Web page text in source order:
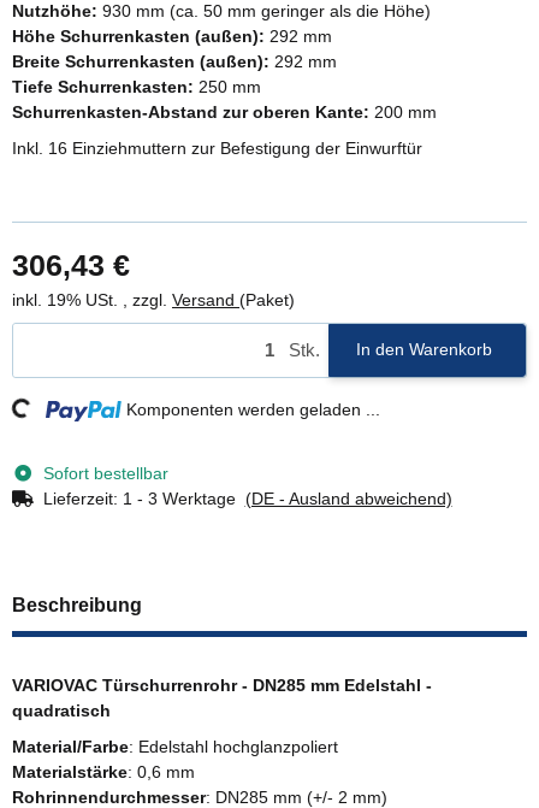
Nutzhöhe: 930 mm (ca. 50 mm geringer als die Höhe)
Höhe Schurrenkasten (außen): 292 mm
Breite Schurrenkasten (außen): 292 mm
Tiefe Schurrenkasten: 250 mm
Schurrenkasten-Abstand zur oberen Kante: 200 mm
Inkl. 16 Einziehmuttern zur Befestigung der Einwurftür
306,43 €
inkl. 19% USt. , zzgl. Versand (Paket)
Stk. In den Warenkorb
Komponenten werden geladen ...
Sofort bestellbar
Lieferzeit: 1 - 3 Werktage (DE - Ausland abweichend)
Beschreibung
VARIOVAC Türschurrenrohr - DN285 mm Edelstahl -
quadratisch
Material/Farbe: Edelstahl hochglanzpoliert
Materialstärke: 0,6 mm
Rohrinnendurchmesser: DN285 mm (+/- 2 mm)